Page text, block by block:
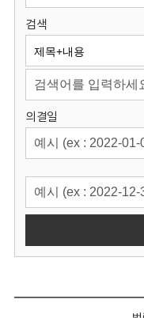
원
회
검색
의결일